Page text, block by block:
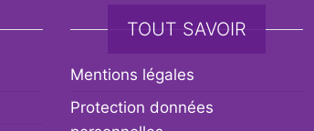
TOUT SAVOIR
Mentions légales
Protection données